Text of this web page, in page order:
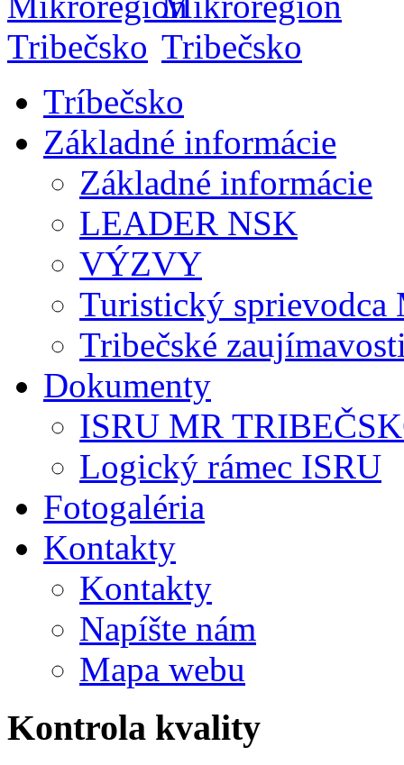
Tríbečsko
Základné informácie
Základné informácie
LEADER NSK
VÝZVY
Turistický
Tribečské
Dokumenty
ISRU MR
Logický rámec ISRU
Fotogaléria
Kontakty
Kontakty
Napíšte nám
Mapa webu
Kontrola kvality